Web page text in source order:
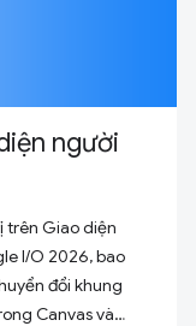
người
trên Giao diện
I/O 2026, bao
đổi khung
Canvas và